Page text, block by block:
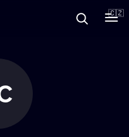
🇨🇿